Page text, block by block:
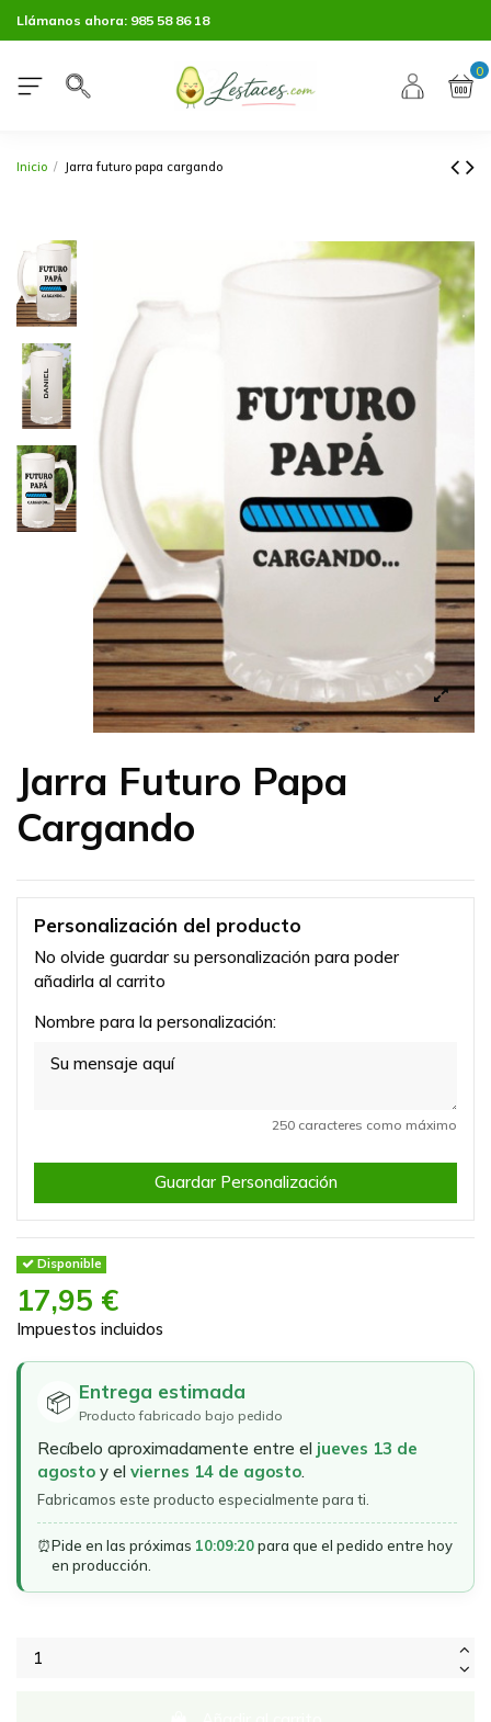
Llámanos ahora: 985 58 86 18
0
Inicio Jarra futuro papa cargando
Jarra Futuro Papa
Cargando
Personalización del producto
No olvide guardar su personalización para poder
añadirla al carrito
Nombre para la personalización:
250 caracteres como máximo
Guardar Personalización
Disponible
17,95 €
Impuestos incluidos
📦 Entrega estimada
Producto fabricado bajo pedido
Recíbelo aproximadamente entre el jueves 13 de
agosto y el viernes 14 de agosto.
Fabricamos este producto especialmente para ti.
⏰Pide en las próximas 10:09:20para que el pedido entre hoy
en producción.